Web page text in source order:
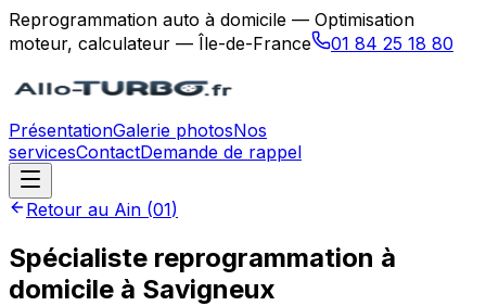
Reprogrammation auto à domicile — Optimisation
moteur, calculateur — Île-de-France
01 84 25 18 80
PrésentationGalerie photosNos
servicesContactDemande de rappel
Retour au Ain (01)
Spécialiste reprogrammation à
domicile à Savigneux